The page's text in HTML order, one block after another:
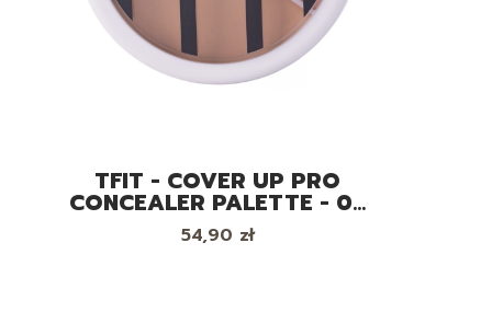
TFIT - COVER UP PRO
CONCEALER PALETTE - 02
WARM - PALETA
KOREKTORÓW DO
Cena
54,90 zł